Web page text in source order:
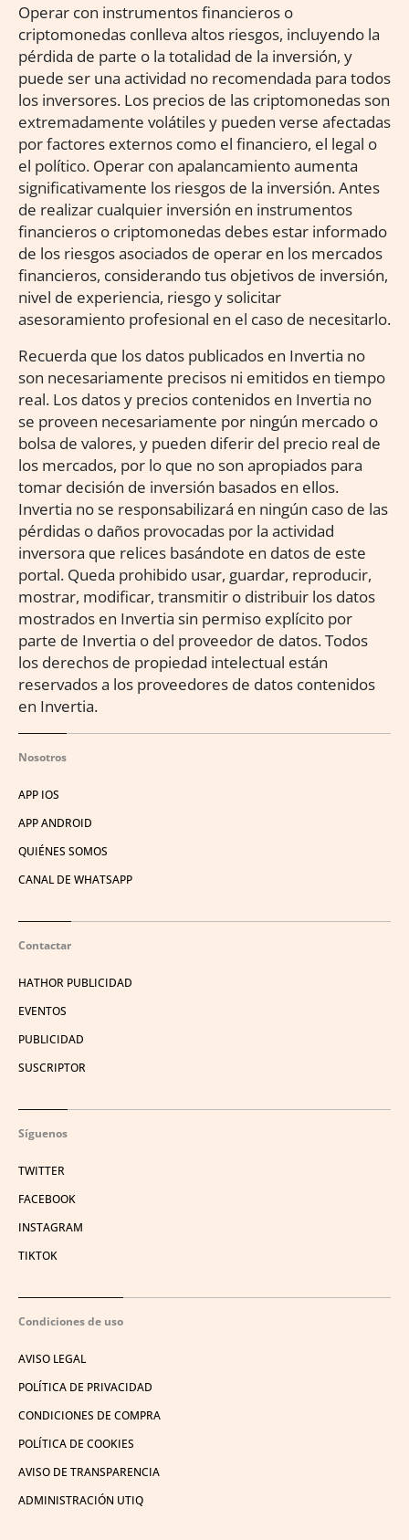
Operar con instrumentos financieros o
criptomonedas conlleva altos riesgos, incluyendo la
pérdida de parte o la totalidad de la inversión, y
puede ser una actividad no recomendada para todos
los inversores. Los precios de las criptomonedas son
extremadamente volátiles y pueden verse afectadas
por factores externos como el financiero, el legal o
el político. Operar con apalancamiento aumenta
significativamente los riesgos de la inversión. Antes
de realizar cualquier inversión en instrumentos
financieros o criptomonedas debes estar informado
de los riesgos asociados de operar en los mercados
financieros, considerando tus objetivos de inversión,
nivel de experiencia, riesgo y solicitar
asesoramiento profesional en el caso de necesitarlo.
Recuerda que los datos publicados en Invertia no
son necesariamente precisos ni emitidos en tiempo
real. Los datos y precios contenidos en Invertia no
se proveen necesariamente por ningún mercado o
bolsa de valores, y pueden diferir del precio real de
los mercados, por lo que no son apropiados para
tomar decisión de inversión basados en ellos.
Invertia no se responsabilizará en ningún caso de las
pérdidas o daños provocadas por la actividad
inversora que relices basándote en datos de este
portal. Queda prohibido usar, guardar, reproducir,
mostrar, modificar, transmitir o distribuir los datos
mostrados en Invertia sin permiso explícito por
parte de Invertia o del proveedor de datos. Todos
los derechos de propiedad intelectual están
reservados a los proveedores de datos contenidos
en Invertia.
Nosotros
APP IOS
APP ANDROID
QUIÉNES SOMOS
CANAL DE WHATSAPP
Contactar
HATHOR PUBLICIDAD
EVENTOS
PUBLICIDAD
SUSCRIPTOR
Síguenos
TWITTER
FACEBOOK
INSTAGRAM
TIKTOK
Condiciones de uso
AVISO LEGAL
POLÍTICA DE PRIVACIDAD
CONDICIONES DE COMPRA
POLÍTICA DE COOKIES
AVISO DE TRANSPARENCIA
ADMINISTRACIÓN UTIQ